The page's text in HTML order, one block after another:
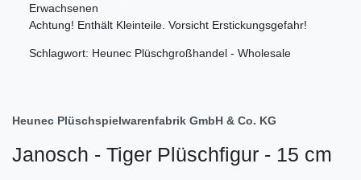
Erwachsenen
Achtung! Enthält Kleinteile. Vorsicht Erstickungsgefahr!
Schlagwort: Heunec Plüschgroßhandel - Wholesale
Heunec Plüschspielwarenfabrik GmbH & Co. KG
Janosch - Tiger Plüschfigur - 15 cm